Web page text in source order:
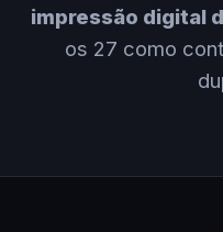
impressão digital
os 27 como